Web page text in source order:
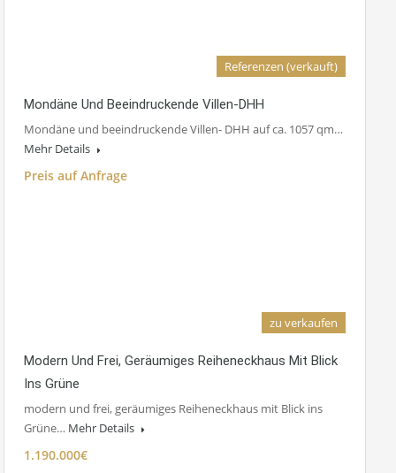
Referenzen (verkauft)
Mondäne Und Beeindruckende Villen-DHH
Mondäne und beeindruckende Villen- DHH auf ca. 1057 qm…
Mehr Details
Preis auf Anfrage
zu verkaufen
Modern Und Frei, Geräumiges Reiheneckhaus Mit Blick
Ins Grüne
modern und frei, geräumiges Reiheneckhaus mit Blick ins
Grüne… Mehr Details
1.190.000€